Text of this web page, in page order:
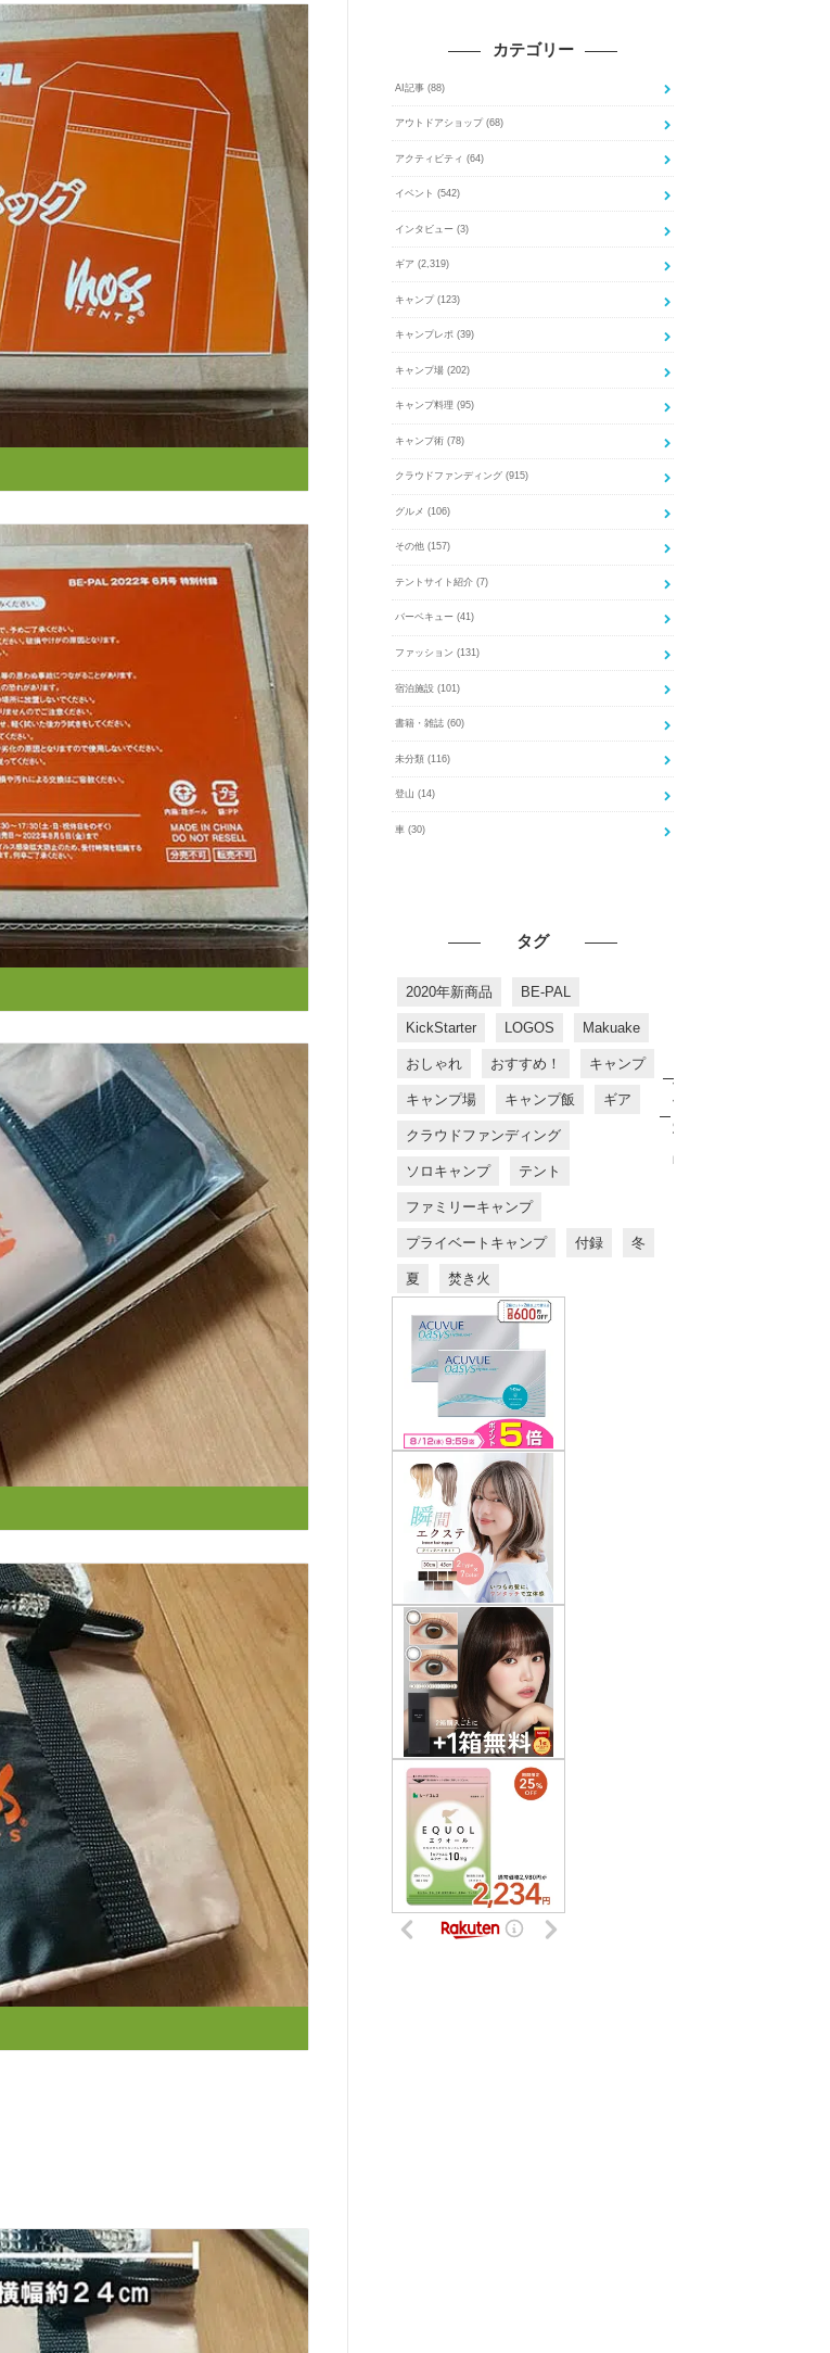
カテゴリー
AI記事 (88)
アウトドアショップ (68)
アクティビティ (64)
イベント (542)
インタビュー (3)
ギア (2,319)
キャンプ (123)
キャンプレポ (39)
キャンプ場 (202)
キャンプ料理 (95)
キャンプ術 (78)
クラウドファンディング (915)
グルメ (106)
その他 (157)
テントサイト紹介 (7)
バーベキュー (41)
ファッション (131)
宿泊施設 (101)
書籍・雑誌 (60)
未分類 (116)
登山 (14)
車 (30)
タグ
2020年新商品 BE-PAL
KickStarter LOGOS Makuake
おしゃれ おすすめ！ キャンプ
キャンプ場 キャンプ飯 ギア
クラウドファンディング
ソロキャンプ テント
ファミリーキャンプ
プライベートキャンプ 付録 冬
夏 焚き火
す
す
め
商
品